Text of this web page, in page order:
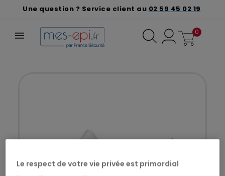
Une question ? Service client au 02 59 45 02 19
0
Le respect de votre vie privée est primordial